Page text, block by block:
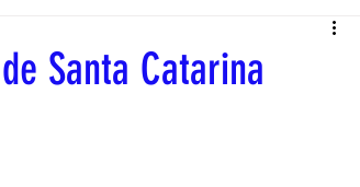
Santa Catarina